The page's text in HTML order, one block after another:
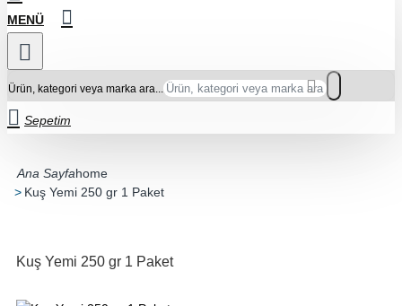
Ürün, kategori veya marka ara...
Sepetim
home
Kuş Yemi 250 gr 1 Paket
Kuş Yemi 250 gr 1 Paket